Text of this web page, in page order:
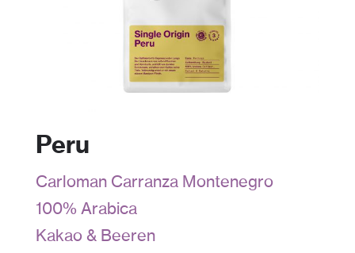
Peru
Carloman Carranza Montenegro
100% Arabica
Kakao & Beeren